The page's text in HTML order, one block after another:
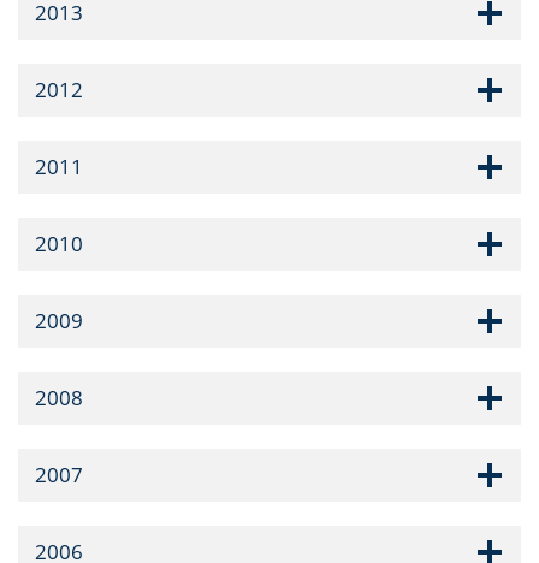
2013
2012
2011
2010
2009
2008
2007
2006